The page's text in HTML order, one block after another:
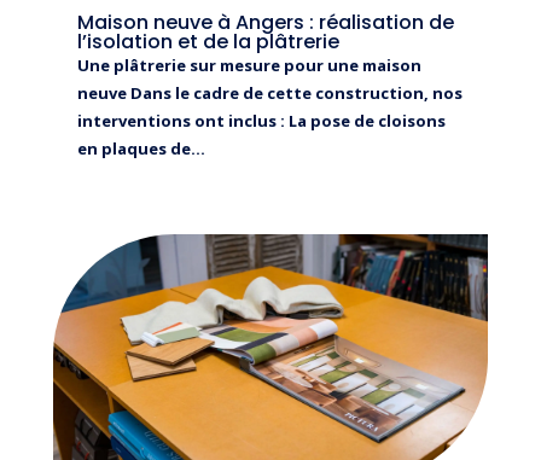
Maison neuve à Angers : réalisation de
l’isolation et de la plâtrerie
Une plâtrerie sur mesure pour une maison
neuve Dans le cadre de cette construction, nos
interventions ont inclus : La pose de cloisons
en plaques de...